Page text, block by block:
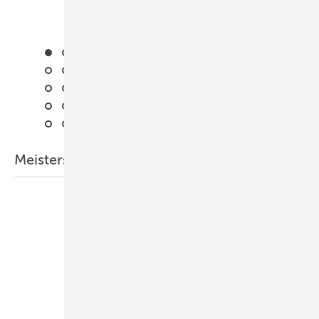
Meisterstück des Jahres 2023